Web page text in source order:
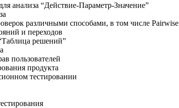
анализа “Действие-Параметр-Значение”
различными способами, в том числе Pairwise
и переходов
решений”
пользователей
продукта
тестировании